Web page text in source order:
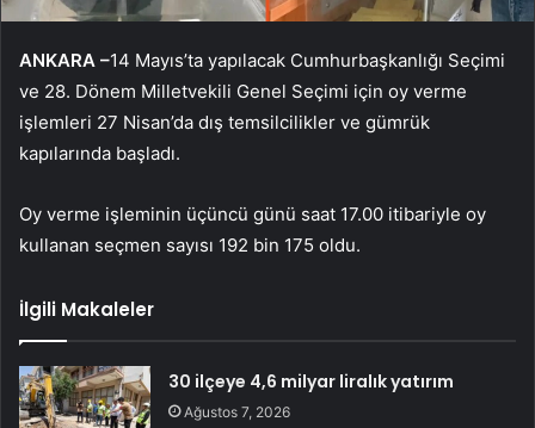
ANKARA –14 Mayıs’ta yapılacak Cumhurbaşkanlığı Seçimi
ve 28. Dönem Milletvekili Genel Seçimi için oy verme
işlemleri 27 Nisan’da dış temsilcilikler ve gümrük
kapılarında başladı.
Oy verme işleminin üçüncü günü saat 17.00 itibariyle oy
kullanan seçmen sayısı 192 bin 175 oldu.
İlgili Makaleler
30 ilçeye 4,6 milyar liralık yatırım
Ağustos 7, 2026